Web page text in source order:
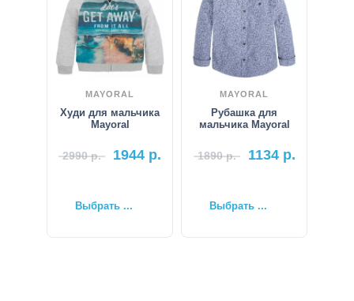
MAYORAL
Худи для мальчика
Mayoral
2990р. 1944 р.
Выбрать ...
MAYORAL
Рубашка для
мальчика Mayoral
1890р. 1134р.
Выбрать ...